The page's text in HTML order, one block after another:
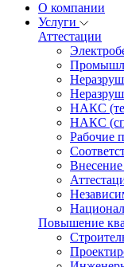
О компании
Услуги
Аттестации
НАКС
НАКС
Рабочие
Повышение